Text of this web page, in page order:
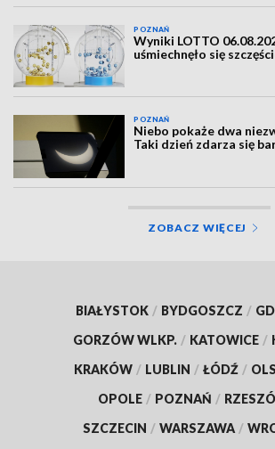
POZNAŃ
Wyniki LOTTO
uśmiechnęło się
POZNAŃ
Niebo pokaże dwa
Taki dzień zdarza się
ZOBACZ WIĘCEJ
BIAŁYSTOK / BYDGOSZCZ /
GORZÓW WLKP. / KATOWICE /
KRAKÓW / LUBLIN / ŁÓDŹ /
OPOLE / POZNAŃ /
SZCZECIN / WARSZAWA /